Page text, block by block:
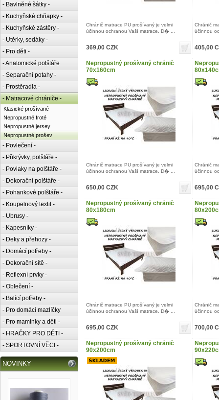
- Bavlněné šátky -
- Kuchyňské chňapky -
- Kuchyňské zástěry -
- Utěrky, sedáky -
- Pro děti -
- Anatomické polštáře
- Separační potahy -
- Prostěradla -
- Matracové chrániče -
Klasické prošívané
Nepropustné froté
Nepropustné jersey
Nepropustné prošev
- Povlečení -
- Přikrývky, polštáře -
- Povlaky na polštáře -
- Dekorační polštáře -
- Pohankové polštáře -
- Koupelnový textil -
- Ubrusy -
- Kapesníky -
- Deky a přehozy -
- Domácí potřeby -
- Dekorační sítě -
- Reflexní prvky -
- Oblečení -
- Balící potřeby -
- Pro domácí mazlíčky
- Pro maminky a děti -
- HRAČKY PRO DĚTI -
- SPORTOVNÍ VĚCI -
NOVINKY
Chránič matrace PU prošívaný je velmi
účinnou ochranou Vaší matrace. D� ...
369,00 CZK
Chránič
účinnou
405,00
Nepropustný prošívaný chránič
70x160cm
Chránič matrace PU prošívaný je velmi
účinnou ochranou Vaší matrace. D� ...
650,00 CZK
Chránič
účinnou
695,00
Nepropustný prošívaný chránič
80x180cm
Chránič matrace PU prošívaný je velmi
účinnou ochranou Vaší matrace. D� ...
695,00 CZK
Chránič
účinnou
700,00
Nepropustný prošívaný chránič
90x200cm